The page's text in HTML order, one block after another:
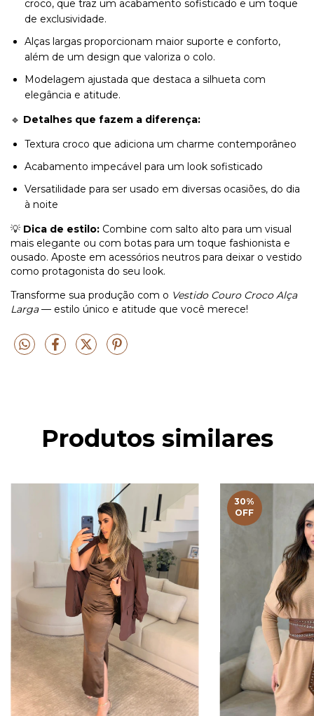
croco, que traz um acabamento sofisticado e um toque
de exclusividade.
Alças largas proporcionam maior suporte e conforto,
além de um design que valoriza o colo.
Modelagem ajustada que destaca a silhueta com
elegância e atitude.
🔹 Detalhes que fazem a diferença:
Textura croco que adiciona um charme contemporâneo
Acabamento impecável para um look sofisticado
Versatilidade para ser usado em diversas ocasiões, do dia
à noite
💡 Dica de estilo: Combine com salto alto para um visual
mais elegante ou com botas para um toque fashionista e
ousado. Aposte em acessórios neutros para deixar o vestido
como protagonista do seu look.
Transforme sua produção com o Vestido Couro Croco Alça
Larga— estilo único e atitude que você merece!
Produtos similares
30%
OFF